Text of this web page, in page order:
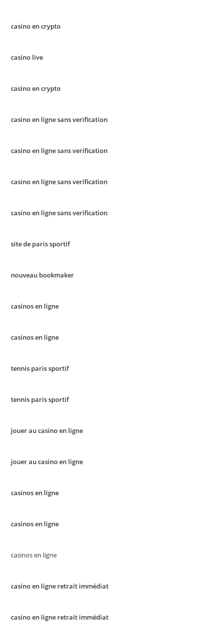
casino en crypto
casino live
casino en crypto
casino en ligne sans verification
casino en ligne sans verification
casino en ligne sans verification
casino en ligne sans verification
site de paris sportif
nouveau bookmaker
casinos en ligne
casinos en ligne
tennis paris sportif
tennis paris sportif
jouer au casino en ligne
jouer au casino en ligne
casinos en ligne
casinos en ligne
casinos en ligne
casino en ligne retrait immédiat
casino en ligne retrait immédiat